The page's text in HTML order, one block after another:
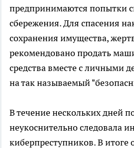
предпринимаются попытки
сбережения. Для спасения
сохранения имущества,
рекомендовано продать
средства вместе с личными
на так называемый
В течение нескольких дней
неукоснительно следовала
киберпреступников. В итоге